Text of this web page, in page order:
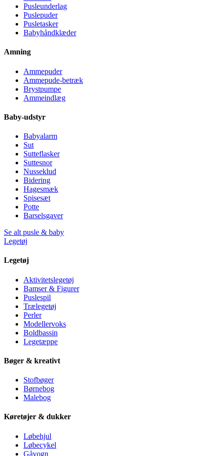
Pusleunderlag
Puslepuder
Pusletasker
Babyhåndklæder
Amning
Ammepuder
Ammepude-betræk
Brystpumpe
Ammeindlæg
Baby-udstyr
Babyalarm
Sut
Sutteflasker
Suttesnor
Nusseklud
Bidering
Hagesmæk
Spisesæt
Potte
Barselsgaver
Se alt pusle & baby
Legetøj
Legetøj
Aktivitetslegetøj
Bamser & Figurer
Puslespil
Trælegetøj
Perler
Modellervoks
Boldbassin
Legetæppe
Bøger & kreativt
Stofbøger
Børnebog
Malebog
Køretøjer & dukker
Løbehjul
Løbecykel
Gåvogn